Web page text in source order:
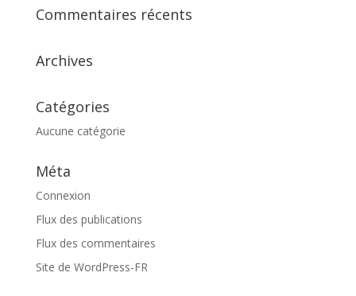
Commentaires récents
Archives
Catégories
Aucune catégorie
Méta
Connexion
Flux des publications
Flux des commentaires
Site de WordPress-FR